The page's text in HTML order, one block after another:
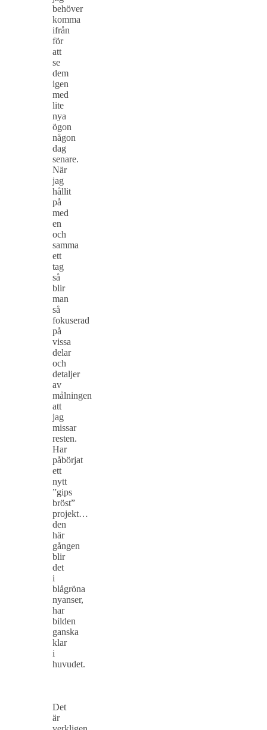
behöver
komma
ifrån
för
att
se
dem
igen
med
lite
nya
ögon
någon
dag
senare.
När
jag
hållit
på
med
en
och
samma
ett
tag
så
blir
man
så
fokuserad
på
vissa
delar
och
detaljer
av
målningen
att
jag
missar
resten.
Har
påbörjat
ett
nytt
”gips
bröst”
projekt…
den
här
gången
blir
det
i
blågröna
nyanser,
har
bilden
ganska
klar
i
huvudet.
Det
är